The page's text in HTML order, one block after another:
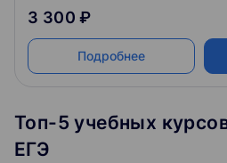
уверенно!
3 300 ₽
Подробнее
Топ-5 учебных
ЕГЭ